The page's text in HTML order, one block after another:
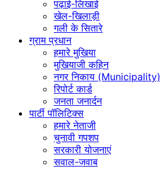
पढ़ाई-लिखाई
खेल-खिलाड़ी
गली के सितारे
ग्राम प्रधान
हमारे मुखिया
मुखियाजी कहिन
नगर निकाय (Municipality)
रिपोर्ट कार्ड
जनता जनार्दन
पार्टी पॉलिटिक्स
हमारे नेताजी
चुनावी गपशप
सरकारी योजनाएं
सवाल-जवाब